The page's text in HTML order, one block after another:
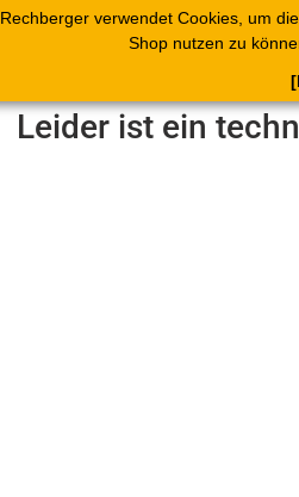
Rechberger verwendet Cookies, um
Shop nutzen zu
Shop
Leider ist ein